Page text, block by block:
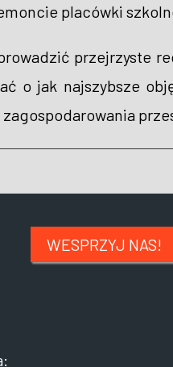
placówki
przejrzyste
o jak najszybsze
WESPRZYJ NAS!